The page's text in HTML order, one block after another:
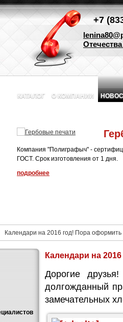
+7
КАТАЛОГ О КОМПАНИИ
Компания "Полиграфыч" -
ГОСТ. Срок изготовления от 1 дня.
подробнее
1
Календари на 2016 год! Пора оформить
Календари на
Дорогие
долгожданный
замечательных